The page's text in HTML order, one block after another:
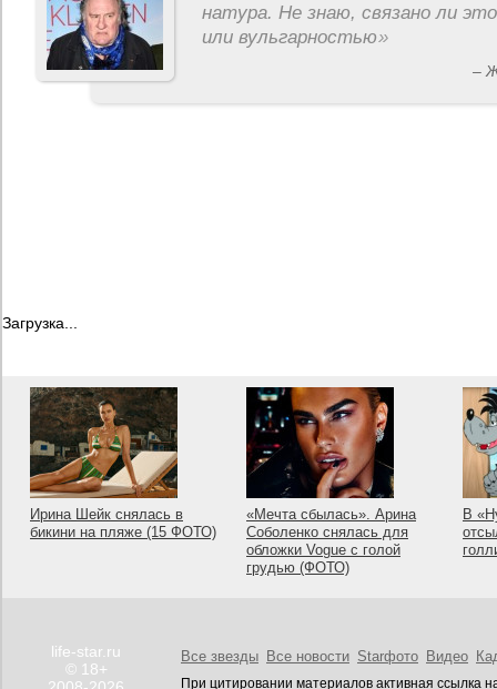
натура. Не знаю, связано ли
или вульгарностью»
–
Загрузка...
Ирина Шейк снялась в
бикини на пляже (15 ФОТО)
«Мечта сбылась». Арина
Соболенко снялась для
обложки Vogue с голой
грудью (ФОТО)
В
life-star.ru
© 18+
Все звезды Все новости Starфото Видео
При цитировании материалов активная ссылка